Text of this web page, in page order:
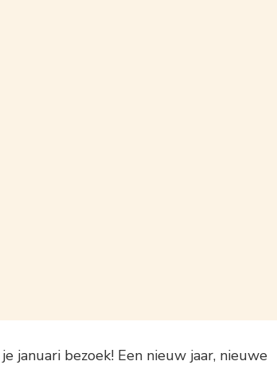
januari bezoek! Een nieuw jaar, nieuwe